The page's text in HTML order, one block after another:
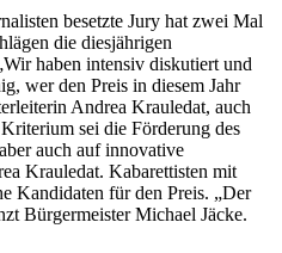
besetzte Jury hat zwei Mal
die diesjährigen
haben intensiv diskutiert und
wer den Preis in diesem Jahr
Andrea Krauledat, auch
sei die Förderung des
auch auf innovative
Krauledat. Kabarettisten mit
Kandidaten für den Preis. „Der
Bürgermeister Michael Jäcke.